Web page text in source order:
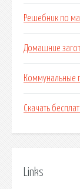
Решебник по
Домашние
Коммунальные
Скачать
Links